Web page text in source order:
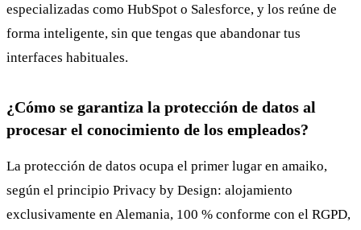
especializadas como HubSpot o Salesforce, y los reúne de
forma inteligente, sin que tengas que abandonar tus
interfaces habituales.
¿Cómo se garantiza la protección de datos al
procesar el conocimiento de los empleados?
La protección de datos ocupa el primer lugar en amaiko,
según el principio Privacy by Design: alojamiento
exclusivamente en Alemania, 100 % conforme con el RGPD,